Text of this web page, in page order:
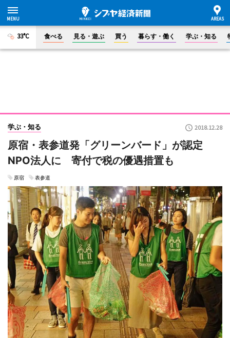
33°C 食べる 見る・遊ぶ 買う 暮らす・働く 学ぶ・知る
学ぶ・知る 2018.12.28
原宿・表参道発「グリーンバード」が認定
NPO法人に 寄付で税の優遇措置も
原宿 表参道